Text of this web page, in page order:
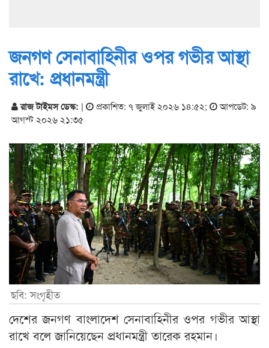
জনগণ সেনাবাহিনীর ওপর গভীর আস্থা
রাখে: প্রধানমন্ত্রী
রাজ টাইমস ডেস্ক: | প্রকাশিত: ৭ জুলাই ২০২৬ ১৪:৫২;
আপডেট: ৯
আগস্ট ২০২৬ ২১:৩৫
ছবি: সংগৃহীত
দেশের জনগণ বাংলাদেশ সেনাবাহিনীর ওপর গভীর আস্থা
রাখে বলে জানিয়েছেন প্রধানমন্ত্রী তারেক রহমান।